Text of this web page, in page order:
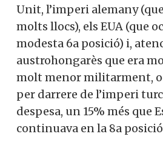
Unit, l’imperi alemany
molts llocs), els EUA (que
modesta 6a posició) i,
austrohongarès que era
molt menor militarment,
per darrere de l’imperi
despesa, un 15% més que
continuava en la 8a